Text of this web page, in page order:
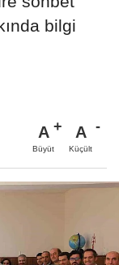
bilgi
A
Büyüt
A
Küçült